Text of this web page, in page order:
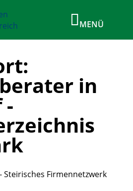
in
-
Steirisches Firmennetzwerk